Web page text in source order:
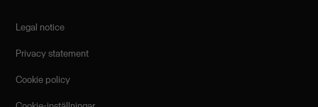
Legal notice
Privacy statement
Cookie policy